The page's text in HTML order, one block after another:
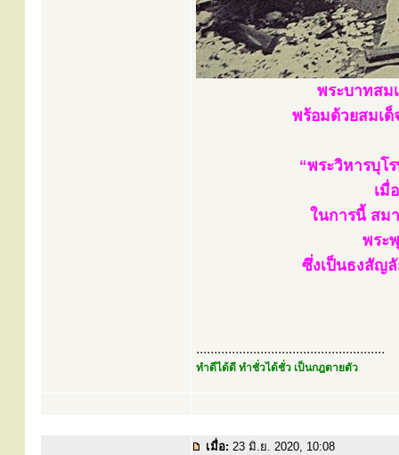
พระบาทสม
พร้อมด้วยสมเ
“พระวิหารบุโ
เมื่
ในการนี้ สม
พระ
ซึ่งเป็นธงสัญ
.....................................................
ทำดีได้ดี ทำชั่วได้ชั่ว เป็นกฎตายตัว
เมื่อ: 23 มิ.ย. 2020, 10:08